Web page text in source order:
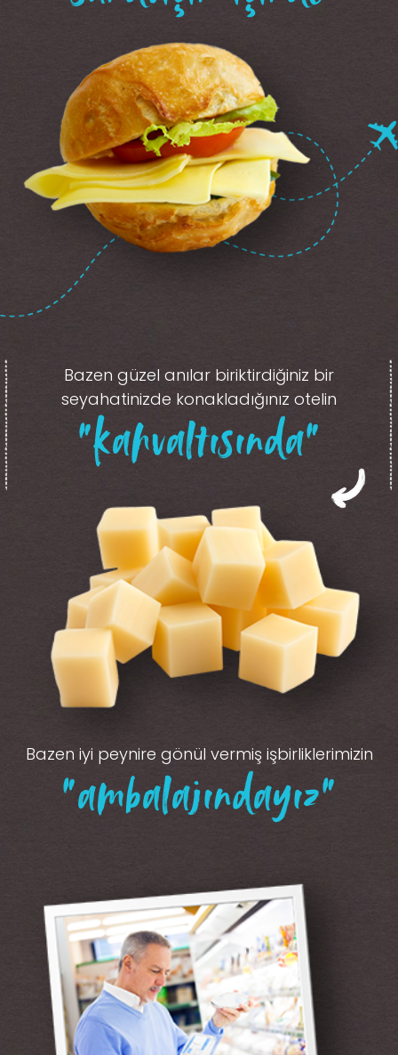
Bazen güzel anılar biriktirdiğiniz bir
seyahatinizde konakladığınız otelin
“kahvaltısında”
Bazen iyi peynire gönül vermiş işbirliklerimizin
“ambalajındayız”